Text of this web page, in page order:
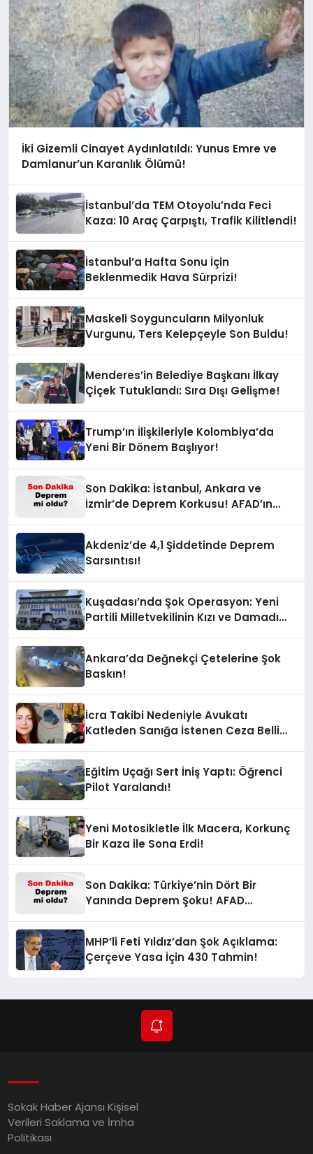
İki Gizemli Cinayet Aydınlatıldı: Yunus Emre ve
Damlanur’un Karanlık Ölümü!
İstanbul’da TEM Otoyolu’nda Feci
Kaza: 10 Araç Çarpıştı, Trafik Kilitlendi!
İstanbul’a Hafta Sonu İçin
Beklenmedik Hava Sürprizi!
Maskeli Soyguncuların Milyonluk
Vurgunu, Ters Kelepçeyle Son Buldu!
Menderes’in Belediye Başkanı İlkay
Çiçek Tutuklandı: Sıra Dışı Gelişme!
Trump’ın İlişkileriyle Kolombiya’da
Yeni Bir Dönem Başlıyor!
Son Dakika: İstanbul, Ankara ve
İzmir’de Deprem Korkusu! AFAD’ın
Akdeniz’de 4,1 Şiddetinde Deprem
Sarsıntısı!
Kuşadası’nda Şok Operasyon: Yeni
Partili Milletvekilinin Kızı ve Damadı
Ankara’da Değnekçi Çetelerine Şok
Baskın!
İcra Takibi Nedeniyle Avukatı
Katleden Sanığa İstenen Ceza Belli
Eğitim Uçağı Sert İniş Yaptı: Öğrenci
Pilot Yaralandı!
Yeni Motosikletle İlk Macera, Korkunç
Bir Kaza ile Sona Erdi!
Son Dakika: Türkiye’nin Dört Bir
Yanında Deprem Şoku! AFAD
MHP’li Feti Yıldız’dan Şok Açıklama:
Çerçeve Yasa İçin 430 Tahmin!
Sokak Haber Ajansı Kişisel
Verileri Saklama ve İmha
Politikası